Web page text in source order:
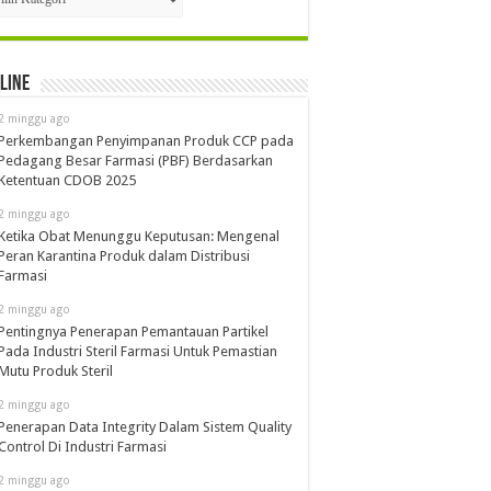
minggu ago
Penyimpanan Produk CCP pada
Besar Farmasi (PBF) Berdasarkan
CDOB 2025
minggu ago
Obat Menunggu Keputusan: Mengenal
Karantina Produk dalam Distribusi
minggu ago
Penerapan Pemantauan Partikel
Industri Steril Farmasi Untuk Pemastian
Produk Steril
minggu ago
Data Integrity Dalam Sistem Quality
Di Industri Farmasi
minggu ago